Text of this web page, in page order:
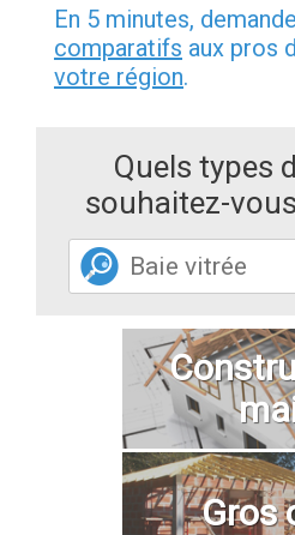
En 5 minutes,
comparatifs aux pros
votre région.
Quels types
souhaitez-
Gros